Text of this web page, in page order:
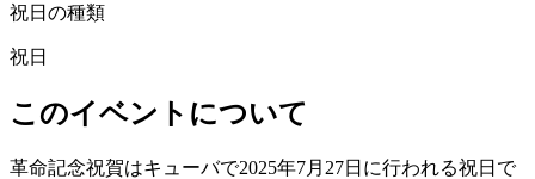
祝日の種類
祝日
このイベントについて
革命記念祝賀はキューバで2025年7月27日に行われる祝日で